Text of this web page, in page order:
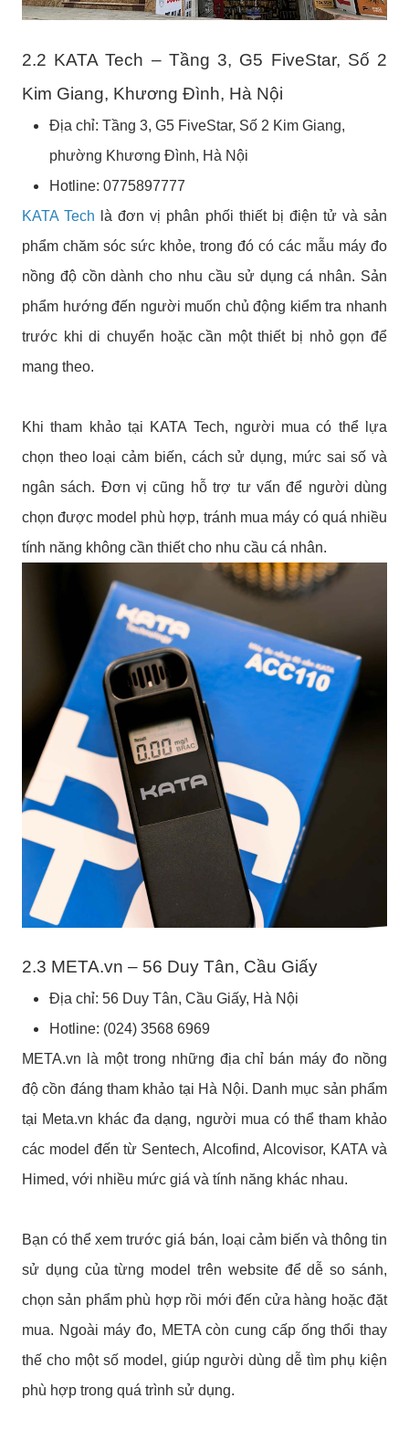
2.2 KATA Tech – Tầng 3, G5 FiveStar, Số 2
Kim Giang, Khương Đình, Hà Nội
Địa chỉ: Tầng 3, G5 FiveStar, Số 2 Kim Giang,
phường Khương Đình, Hà Nội
Hotline: 0775897777
KATA Tech là đơn vị phân phối thiết bị điện tử và sản
phẩm chăm sóc sức khỏe, trong đó có các mẫu máy đo
nồng độ cồn dành cho nhu cầu sử dụng cá nhân. Sản
phẩm hướng đến người muốn chủ động kiểm tra nhanh
trước khi di chuyển hoặc cần một thiết bị nhỏ gọn để
mang theo.
Khi tham khảo tại KATA Tech, người mua có thể lựa
chọn theo loại cảm biến, cách sử dụng, mức sai số và
ngân sách. Đơn vị cũng hỗ trợ tư vấn để người dùng
chọn được model phù hợp, tránh mua máy có quá nhiều
tính năng không cần thiết cho nhu cầu cá nhân.
2.3 META.vn – 56 Duy Tân, Cầu Giấy
Địa chỉ: 56 Duy Tân, Cầu Giấy, Hà Nội
Hotline: (024) 3568 6969
META.vn là một trong những địa chỉ bán máy đo nồng
độ cồn đáng tham khảo tại Hà Nội. Danh mục sản phẩm
tại Meta.vn khác đa dạng, người mua có thể tham khảo
các model đến từ Sentech, Alcofind, Alcovisor, KATA và
Himed, với nhiều mức giá và tính năng khác nhau.
Bạn có thể xem trước giá bán, loại cảm biến và thông tin
sử dụng của từng model trên website để dễ so sánh,
chọn sản phẩm phù hợp rồi mới đến cửa hàng hoặc đặt
mua. Ngoài máy đo, META còn cung cấp ống thổi thay
thế cho một số model, giúp người dùng dễ tìm phụ kiện
phù hợp trong quá trình sử dụng.